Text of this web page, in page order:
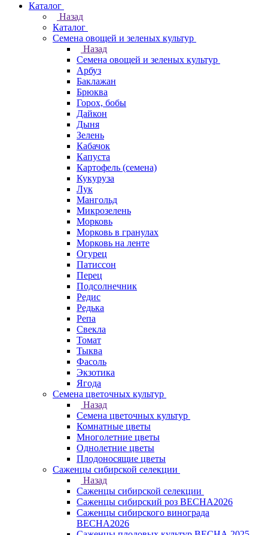
Каталог
Назад
Каталог
Семена овощей и зеленых культур
Назад
Семена овощей и зеленых культур
Арбуз
Баклажан
Брюква
Горох, бобы
Дайкон
Дыня
Зелень
Кабачок
Капуста
Картофель (семена)
Кукуруза
Лук
Мангольд
Микрозелень
Морковь
Морковь в гранулах
Морковь на ленте
Огурец
Патиссон
Перец
Подсолнечник
Редис
Редька
Репа
Свекла
Томат
Тыква
Фасоль
Экзотика
Ягода
Семена цветочных культур
Назад
Семена цветочных культур
Комнатные цветы
Многолетние цветы
Однолетние цветы
Плодоносящие цветы
Саженцы сибирской селекции
Назад
Саженцы сибирской селекции
Саженцы сибирский роз ВЕСНА2026
Саженцы сибирского винограда
ВЕСНА2026